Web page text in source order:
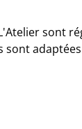
sont
sont